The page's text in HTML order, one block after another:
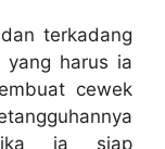
terkadang
harus ia
cewek
jika ia siap